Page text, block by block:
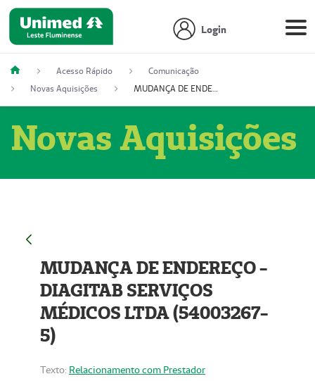
Login
Acesso Rápido
Comunicação
Novas Aquisições
MUDANÇA DE ENDEREÇO - DIAGITAB SERVIÇOS MÉDICOS LTDA (54003267-5)
Novas Aquisições
MUDANÇA DE ENDEREÇO -
DIAGITAB SERVIÇOS
MÉDICOS LTDA (54003267-
5)
Texto: Relacionamento com Prestador